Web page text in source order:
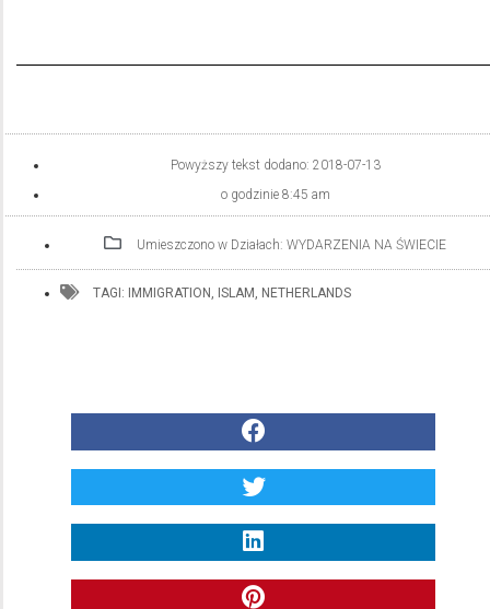
Powyższy tekst dodano: 2018-07-13
o godzinie 8:45 am
Umieszczono w Działach: WYDARZENIA NA ŚWIECIE
TAGI: IMMIGRATION , ISLAM , NETHERLANDS